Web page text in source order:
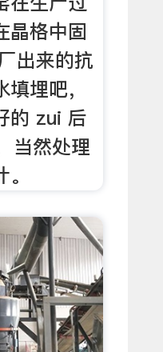
晶格中固
出来的抗
埋吧，
的 zui 后
当然处理